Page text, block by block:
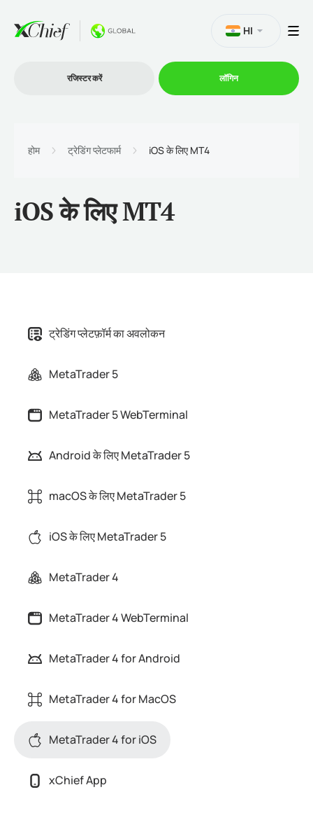
प्रोमोशन
HI
रजिस्टर करें लॉगिन
होम ट्रेडिंग प्लेटफार्म iOS के लिए MT4
iOS के लिए MT4
ट्रेडिंग प्लेटफ़ॉर्म का अवलोकन
MetaTrader 5
MetaTrader 5 WebTerminal
Android के लिए MetaTrader 5
macOS के लिए MetaTrader 5
iOS के लिए MetaTrader 5
MetaTrader 4
MetaTrader 4 WebTerminal
MetaTrader 4 for Android
MetaTrader 4 for MacOS
MetaTrader 4 for iOS
xChief App